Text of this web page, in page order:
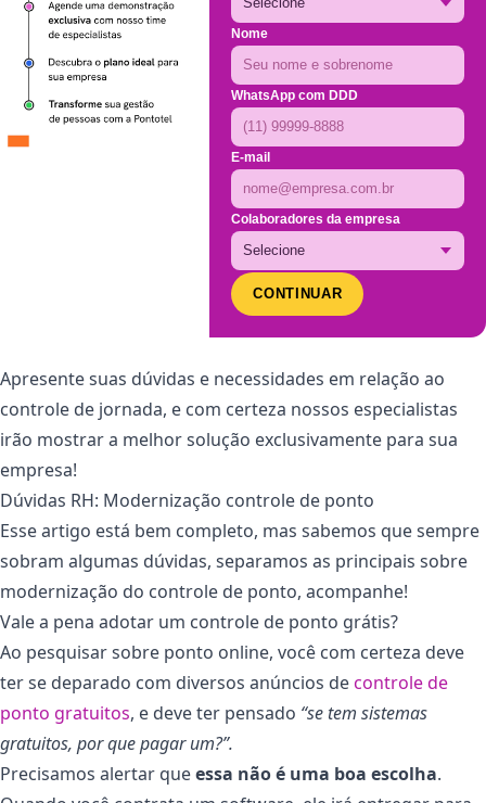
Nome
WhatsApp com DDD
E-mail
Colaboradores da empresa
CONTINUAR
Apresente suas dúvidas e necessidades em relação ao
controle de jornada, e com certeza nossos especialistas
irão mostrar a melhor solução exclusivamente para sua
empresa!
Dúvidas RH: Modernização controle de ponto
Esse artigo está bem completo, mas sabemos que sempre
sobram algumas dúvidas, separamos as principais sobre
modernização do controle de ponto, acompanhe!
Vale a pena adotar um controle de ponto grátis?
Ao pesquisar sobre ponto online, você com certeza deve
ter se deparado com diversos anúncios decontrole de
ponto gratuitos, e deve ter pensado “se tem sistemas
gratuitos, por que pagar um?”.
Precisamos alertar queessa não é uma boa escolha.